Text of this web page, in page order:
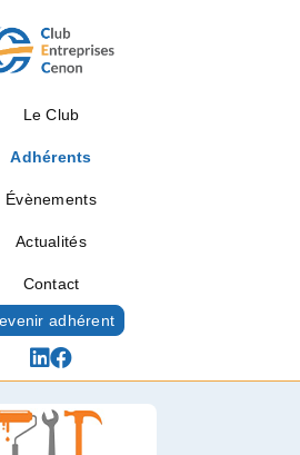
Le Club
Adhérents
Évènements
Actualités
Contact
adhérent